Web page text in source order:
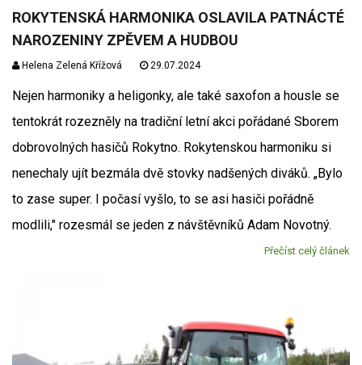
ROKYTENSKÁ HARMONIKA OSLAVILA PATNÁCTÉ
NAROZENINY ZPĚVEM A HUDBOU
Helena Zelená Křížová 29.07.2024
Nejen harmoniky a heligonky, ale také saxofon a housle se
tentokrát rozezněly na tradiční letní akci pořádané Sborem
dobrovolných hasičů Rokytno. Rokytenskou harmoniku si
nenechaly ujít bezmála dvě stovky nadšených diváků. „Bylo
to zase super. I počasí vyšlo, to se asi hasiči pořádně
modlili," rozesmál se jeden z návštěvníků Adam Novotný.
Přečíst celý článek